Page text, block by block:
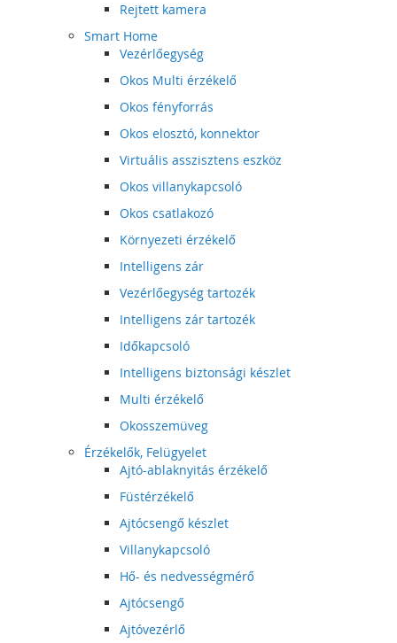
Rejtett kamera
Smart Home
Vezérlőegység
Okos Multi érzékelő
Okos fényforrás
Okos elosztó, konnektor
Virtuális asszisztens eszköz
Okos villanykapcsoló
Okos csatlakozó
Környezeti érzékelő
Intelligens zár
Vezérlőegység tartozék
Intelligens zár tartozék
Időkapcsoló
Intelligens biztonsági készlet
Multi érzékelő
Okosszemüveg
Érzékelők, Felügyelet
Ajtó-ablaknyitás érzékelő
Füstérzékelő
Ajtócsengő készlet
Villanykapcsoló
Hő- és nedvességmérő
Ajtócsengő
Ajtóvezérlő